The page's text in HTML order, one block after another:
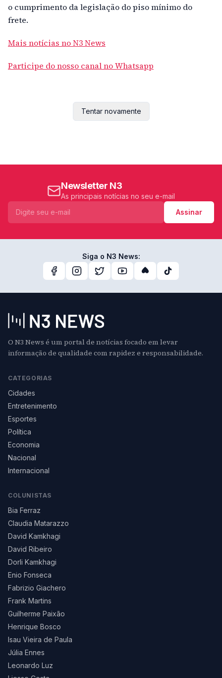
o cumprimento da legislação do piso mínimo do
frete.
Mais notícias no N3 News
Participe do nosso canal no Whatsapp
Tentar novamente
Newsletter N3
As principais notícias no seu e-mail
Assinar
Siga o N3 News:
O N3 News é um portal de notícias focado em levar
informação de qualidade com rapidez e responsabilidade.
CATEGORIAS
Cidades
Entretenimento
Esportes
Política
Economia
Nacional
Internacional
COLUNISTAS
Bia Ferraz
Claudia Matarazzo
David Kamkhagi
David Ribeiro
Dorli Kamkhagi
Enio Fonseca
Fabrizio Giachero
Frank Martins
Guilherme Paixão
Henrique Bosco
Isau Vieira de Paula
Júlia Ennes
Leonardo Luz